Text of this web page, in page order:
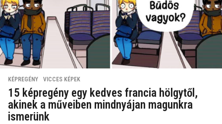
KÉPREGÉNY ,VICCES KÉPEK
15 képregény egy kedves francia hölgytől,
akinek a műveiben mindnyájan magunkra
ismerünk